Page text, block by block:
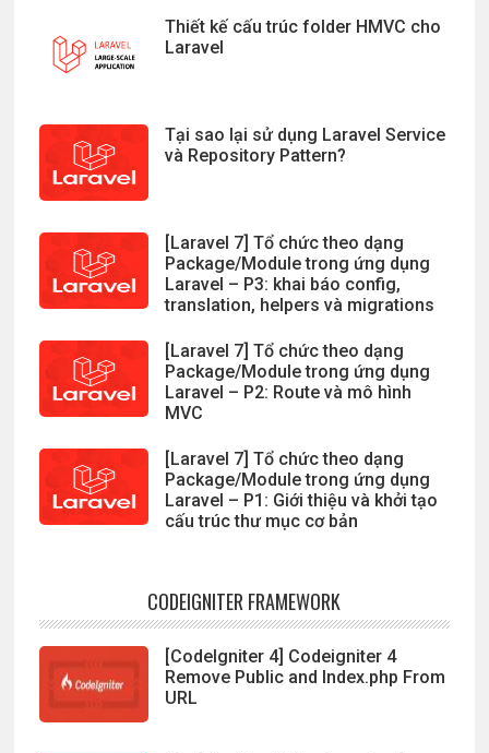
Thiết kế cấu trúc folder HMVC cho
Laravel
Tại sao lại sử dụng Laravel Service
và Repository Pattern?
[Laravel 7] Tổ chức theo dạng
Package/Module trong ứng dụng
Laravel – P3: khai báo config,
translation, helpers và migrations
[Laravel 7] Tổ chức theo dạng
Package/Module trong ứng dụng
Laravel – P2: Route và mô hình
MVC
[Laravel 7] Tổ chức theo dạng
Package/Module trong ứng dụng
Laravel – P1: Giới thiệu và khởi tạo
cấu trúc thư mục cơ bản
CODEIGNITER FRAMEWORK
[CodeIgniter 4] Codeigniter 4
Remove Public and Index.php From
URL